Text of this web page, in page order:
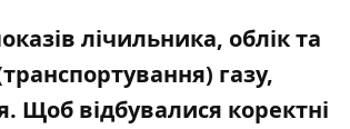
лічильника, облік та
газу,
Щоб відбувалися коректні